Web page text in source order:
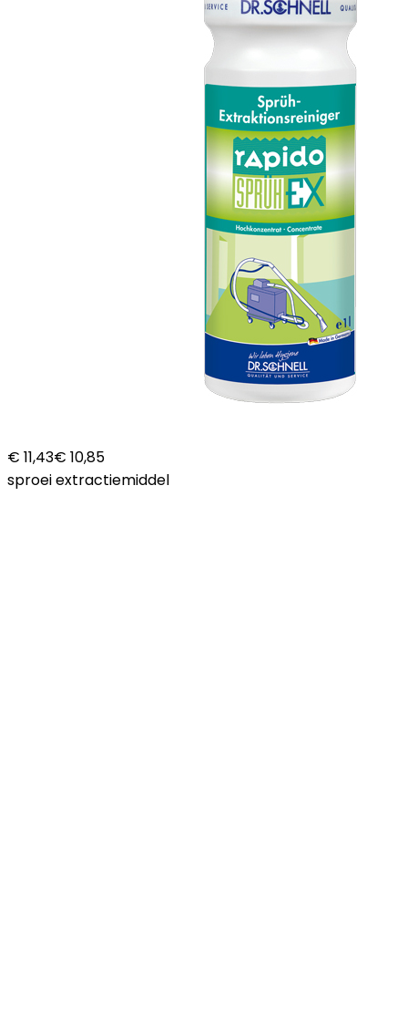
€ 11,43€ 10,85
sproei extractiemiddel